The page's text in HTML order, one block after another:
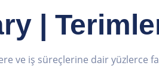
|
ve iş süreçlerine dair yüzlerce